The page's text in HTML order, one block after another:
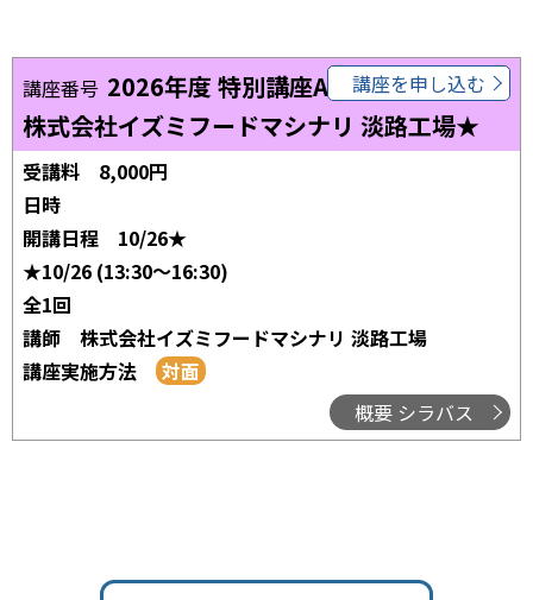
講座番号 2026年度 特別講座Aコマ02
株式会社イズミフードマシナリ 淡路工場★
講座を申し込む
受講料
8,000円
日時
開講日程
10/26★
★10/26 (13:30～16:30)
全1回
講師
株式会社イズミフードマシナリ 淡路工場
講座実施方法
概要 シラバス